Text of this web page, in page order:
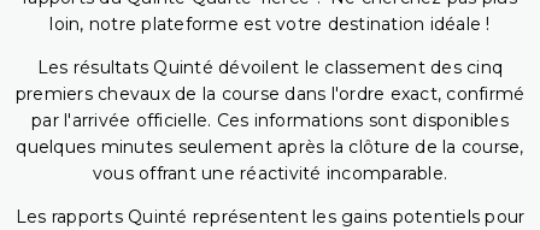
loin, notre plateforme est votre destination idéale !
Les résultats Quinté dévoilent le classement des cinq
premiers chevaux de la course dans l'ordre exact, confirmé
par l'arrivée officielle. Ces informations sont disponibles
quelques minutes seulement après la clôture de la course,
vous offrant une réactivité incomparable.
Les rapports Quinté représentent les gains potentiels pour